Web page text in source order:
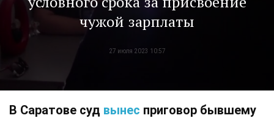
чужой зарплаты
27 июля 2023 10:57
В Саратове суд вынес приговор бывшему